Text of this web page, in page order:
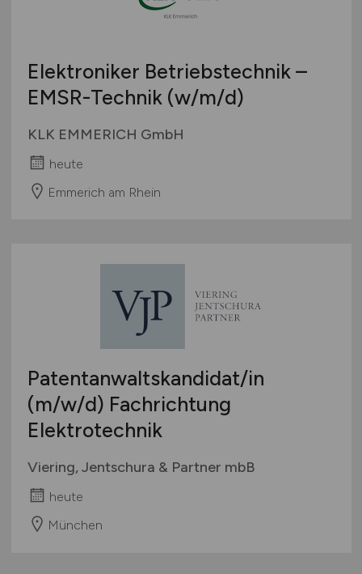
Elektroniker Betriebstechnik –
EMSR-Technik (w/m/d)
KLK EMMERICH GmbH
heute
Emmerich am Rhein
Patentanwaltskandidat/in
(m/w/d) Fachrichtung
Elektrotechnik
Viering, Jentschura & Partner mbB
heute
München